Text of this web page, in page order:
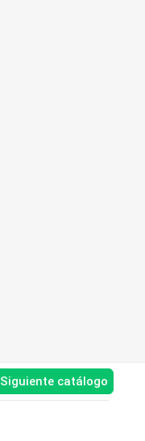
Siguiente catálogo